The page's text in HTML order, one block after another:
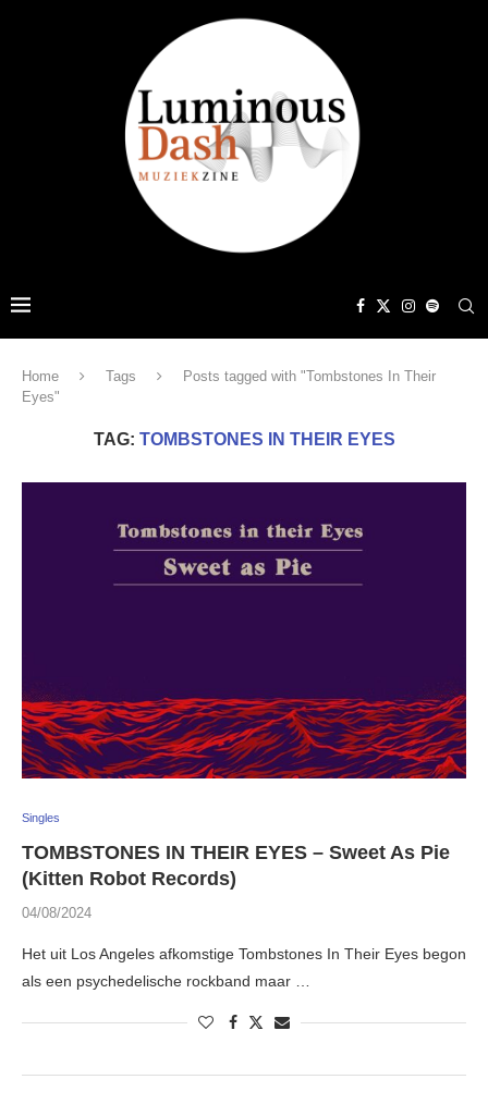
Home Tags
Posts tagged with "Tombstones In Their
Eyes"
TAG: TOMBSTONES IN THEIR EYES
Singles
TOMBSTONES IN THEIR EYES – Sweet As Pie
(Kitten Robot Records)
04/08/2024
Het uit Los Angeles afkomstige Tombstones In Their Eyes begon
als een psychedelische rockband maar …